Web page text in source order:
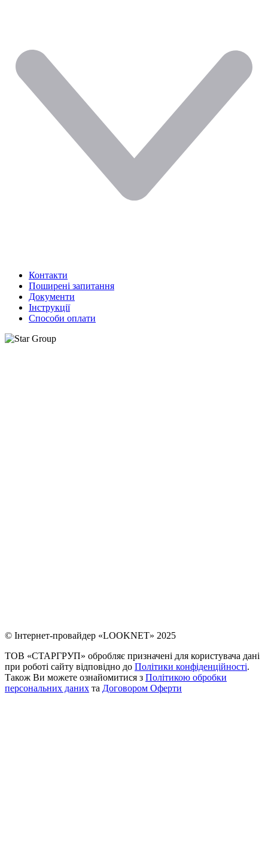
Контакти
Поширені запитання
Документи
Інструкції
Способи оплати
© Інтернет-провайдер «LOOKNET» 2025
ТОВ «СТАРГРУП» обробляє призначені для користувача дані
при роботі сайту відповідно до Політики конфіденційності.
Також Ви можете ознайомитися з Політикою обробки
персональних даних та Договором Оферти